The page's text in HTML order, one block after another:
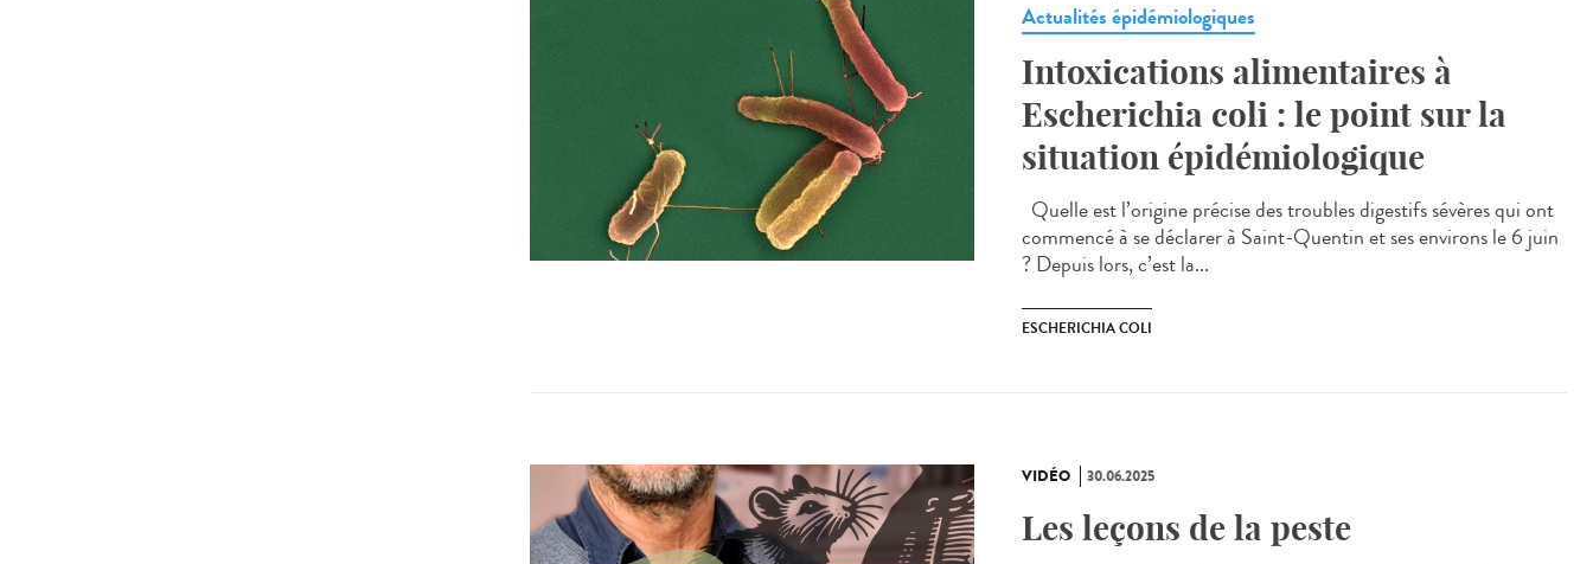
Actualités épidémiologiques
Intoxications alimentaires à
Escherichia coli : le point sur la
situation épidémiologique
Quelle est l’origine précise des troubles digestifs sévères qui ont
commencé à se déclarer à Saint-Quentin et ses environs le 6 juin
? Depuis lors, c’est la...
ESCHERICHIA COLI
VIDÉO 30.06.2025
Les leçons de la peste